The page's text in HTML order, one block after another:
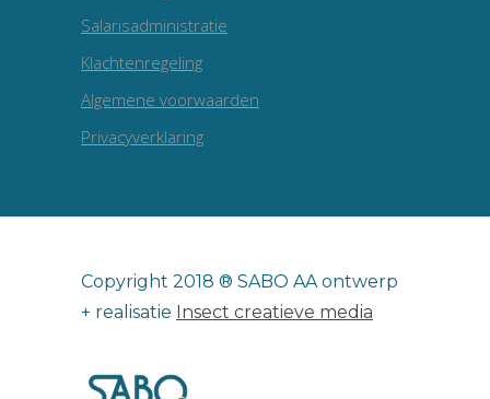
Salarisadministratie
Klachtenregeling
Algemene voorwaarden
Privacyverklaring
Copyright 2018 ® SABO AA ontwerp
+ realisatie Insect creatieve media